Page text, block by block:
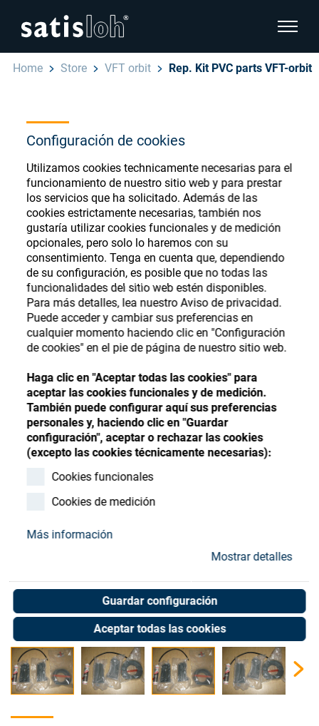
Configuración de cookies
Utilizamos cookies technicamente necesarias para el
funcionamiento de nuestro sitio web y para prestar
los servicios que ha solicitado. Además de las
cookies estrictamente necesarias, también nos
gustaría utilizar cookies funcionales y de medición
opcionales, pero solo lo haremos con su
consentimiento. Tenga en cuenta que, dependiendo
de su configuración, es posible que no todas las
funcionalidades del sitio web estén disponibles.
Para más detalles, lea nuestro Aviso de privacidad.
Puede acceder y cambiar sus preferencias en
cualquier momento haciendo clic en "Configuración
de cookies" en el pie de página de nuestro sitio web.
Haga clic en "Aceptar todas las cookies" para
aceptar las cookies funcionales y de medición.
También puede configurar aquí sus preferencias
personales y, haciendo clic en "Guardar
configuración", aceptar o rechazar las cookies
(excepto las cookies técnicamente necesarias):
Cookies funcionales
Cookies de medición
Más información
Mostrar detalles
Guardar configuración
Aceptar todas las cookies
show
Español
Oftálmica
Óptica de Precisión
Quiénes Somos
Carrera
Recursos
Contacto
Store
hide page navigation
English
Deutsch
汉语
Français
Home Store VFT orbit Rep. Kit PVC parts VFT-orbit
Ophthalmic Consumables
Store
Register or Sign-in to access your accounts
and explore our wide range of ophthalmic
consumables
Register Sign-In